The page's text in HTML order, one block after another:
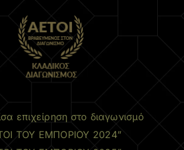
επιχείρηση στο διαγωνισμό
ΤΟΥ ΕΜΠΟΡΙΟΥ 2024”